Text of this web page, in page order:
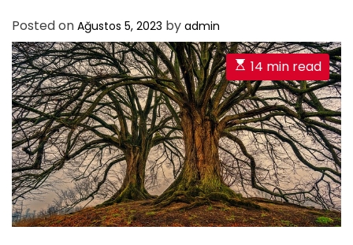
Posted on Ağustos 5, 2023 by admin
E
s
t
i
m
a
t
e
d
14 min read